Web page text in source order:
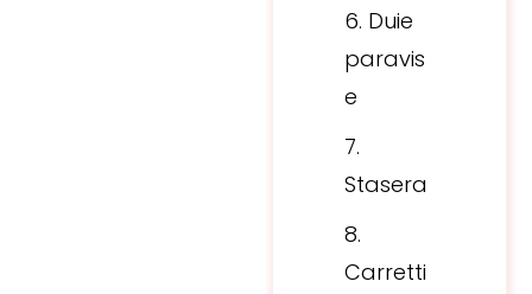
Duie
paravis
e
Stasera
Carretti